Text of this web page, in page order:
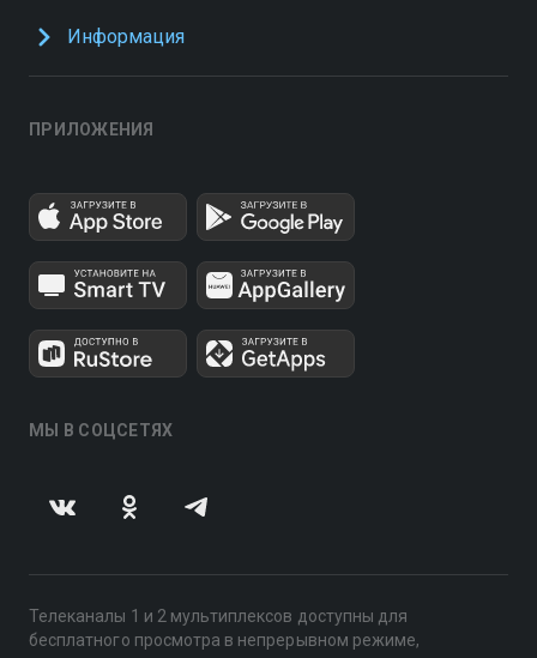
Информация
ПРИЛОЖЕНИЯ
МЫ В СОЦСЕТЯХ
Телеканалы 1 и 2 мультиплексов доступны для
бесплатного просмотра в непрерывном режиме,